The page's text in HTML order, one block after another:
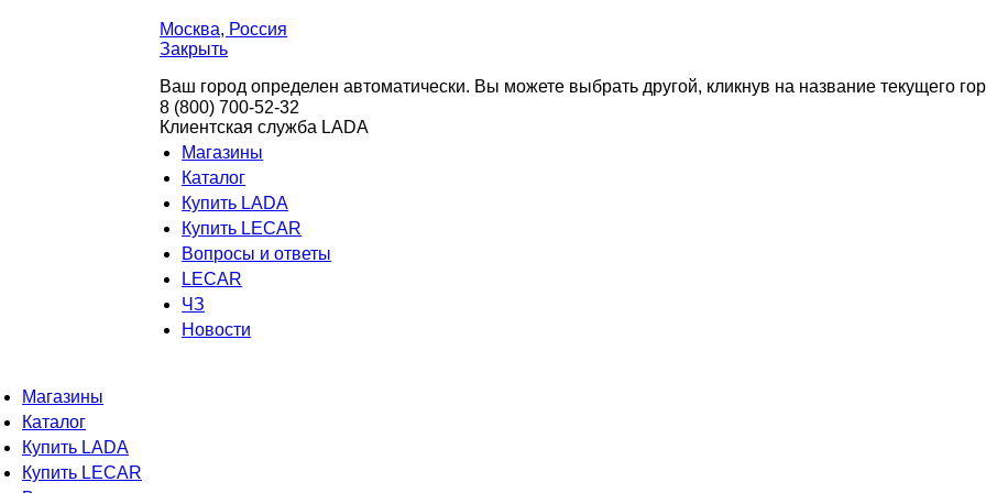
Москва, Россия
Закрыть
Ваш город определен автоматически. Вы можете выбрать другой, кликнув на название текущего
8 (800) 700-52-32
Клиентская служба LADA
Магазины
Каталог
Купить LADA
Купить LECAR
Вопросы и ответы
LECAR
ЧЗ
Новости
Магазины
Каталог
Купить LADA
Купить LECAR